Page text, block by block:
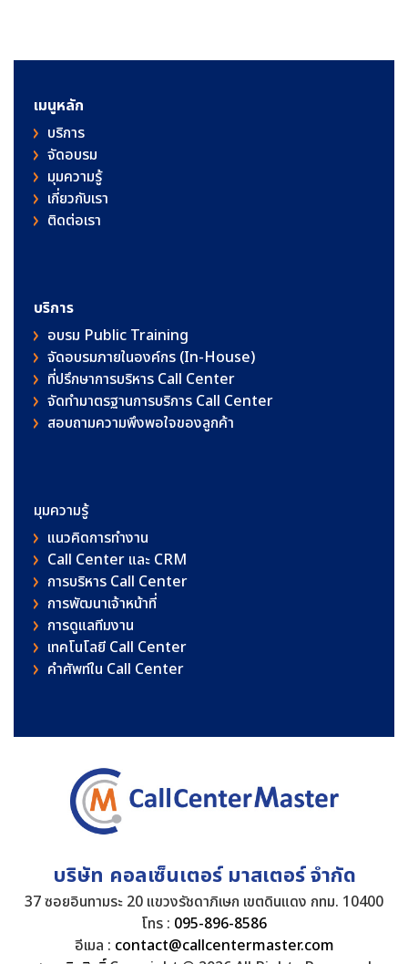
เมนูหลัก
บริการ
จัดอบรม
มุมความรู้
เกี่ยวกับเรา
ติดต่อเรา
บริการ
อบรม Public Training
จัดอบรมภายในองค์กร (In-House)
ที่ปรึกษาการบริหาร Call Center
จัดทำมาตรฐานการบริการ Call Center
สอบถามความพึงพอใจของลูกค้า
มุมความรู้
แนวคิดการทำงาน
Call Center และ CRM
การบริหาร Call Center
การพัฒนาเจ้าหน้าที่
การดูแลทีมงาน
เทคโนโลยี Call Center
คําศัพท์ใน Call Center
บริษัท คอลเซ็นเตอร์ มาสเตอร์ จำกัด
37 ซอยอินทามระ 20 แขวงรัชดาภิเษก เขตดินแดง กทม. 10400
โทร : 095-896-8586
อีเมล : contact@callcentermaster.com